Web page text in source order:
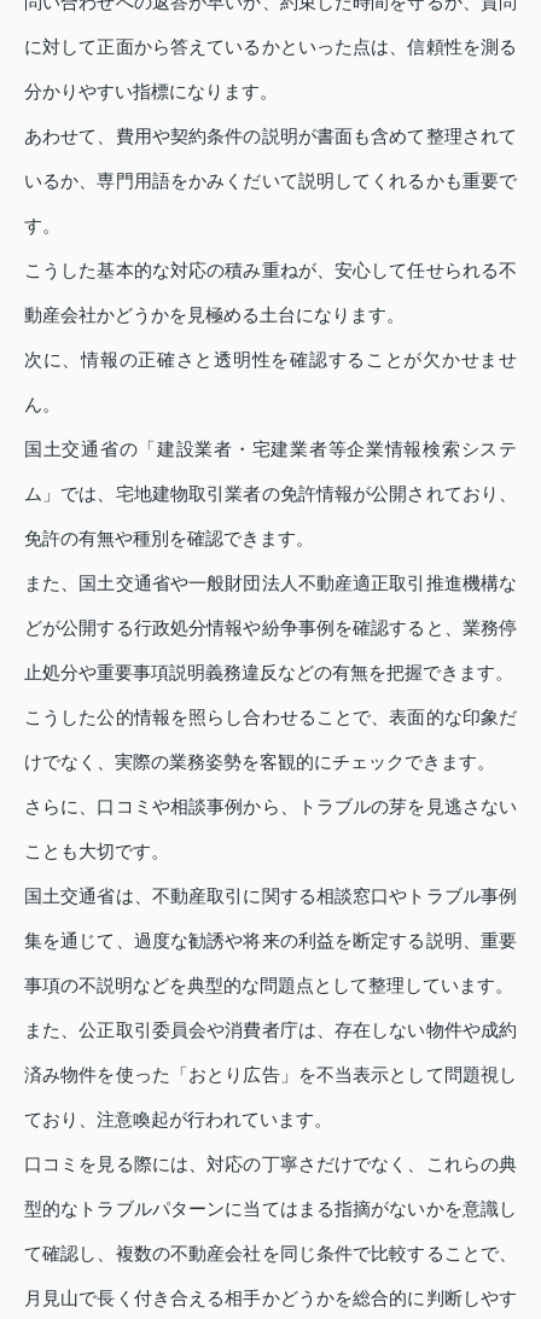
に対して正面から答えているかといった点は、信頼性を測る
分かりやすい指標になります。
あわせて、費用や契約条件の説明が書面も含めて整理されて
いるか、専門用語をかみくだいて説明してくれるかも重要で
す。
こうした基本的な対応の積み重ねが、安心して任せられる不
動産会社かどうかを見極める土台になります。
次に、情報の正確さと透明性を確認することが欠かせませ
ん。
国土交通省の「建設業者・宅建業者等企業情報検索システ
ム」では、宅地建物取引業者の免許情報が公開されており、
免許の有無や種別を確認できます。
また、国土交通省や一般財団法人不動産適正取引推進機構な
どが公開する行政処分情報や紛争事例を確認すると、業務停
止処分や重要事項説明義務違反などの有無を把握できます。
こうした公的情報を照らし合わせることで、表面的な印象だ
けでなく、実際の業務姿勢を客観的にチェックできます。
さらに、口コミや相談事例から、トラブルの芽を見逃さない
ことも大切です。
国土交通省は、不動産取引に関する相談窓口やトラブル事例
集を通じて、過度な勧誘や将来の利益を断定する説明、重要
事項の不説明などを典型的な問題点として整理しています。
また、公正取引委員会や消費者庁は、存在しない物件や成約
済み物件を使った「おとり広告」を不当表示として問題視し
ており、注意喚起が行われています。
口コミを見る際には、対応の丁寧さだけでなく、これらの典
型的なトラブルパターンに当てはまる指摘がないかを意識し
て確認し、複数の不動産会社を同じ条件で比較することで、
月見山で長く付き合える相手かどうかを総合的に判断しやす